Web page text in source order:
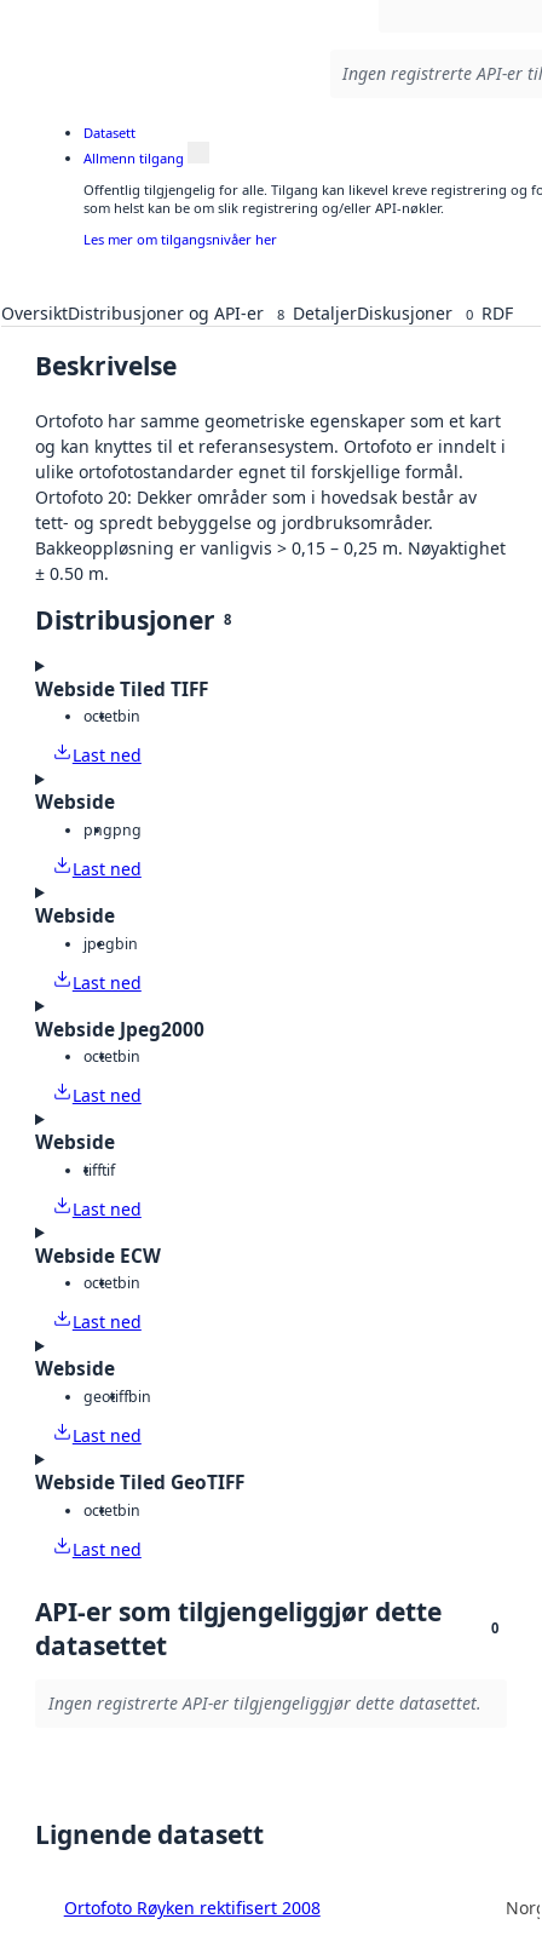
Ingen registrerte API-er
Datasett
Allmenn tilgang
Offentlig tilgjengelig for alle. Tilgang kan likevel kreve registrering og
som helst kan be om slik registrering og/eller API-nøkler.
Les mer om tilgangsnivåer her
OversiktDistribusjoner og API-er 8 DetaljerDiskusjoner 0 RDF
Beskrivelse
Ortofoto har samme geometriske egenskaper som et kart
og kan knyttes til et referansesystem. Ortofoto er inndelt i
ulike ortofotostandarder egnet til forskjellige formål.
Ortofoto 20: Dekker områder som i hovedsak består av
tett- og spredt bebyggelse og jordbruksområder.
Bakkeoppløsning er vanligvis > 0,15 – 0,25 m. Nøyaktighet
± 0.50 m.
Distribusjoner 8
Webside Tiled TIFF
octetbin
Last ned
Webside
pngpng
Last ned
Webside
jpegbin
Last ned
Webside Jpeg2000
octetbin
Last ned
Webside
tifftif
Last ned
Webside ECW
octetbin
Last ned
Webside
geotiffbin
Last ned
Webside Tiled GeoTIFF
octetbin
Last ned
API-er som tilgjengeliggjør dette
datasettet
0
Ingen registrerte API-er tilgjengeliggjør dette datasettet.
Lignende datasett
Ortofoto Røyken rektifisert 2008